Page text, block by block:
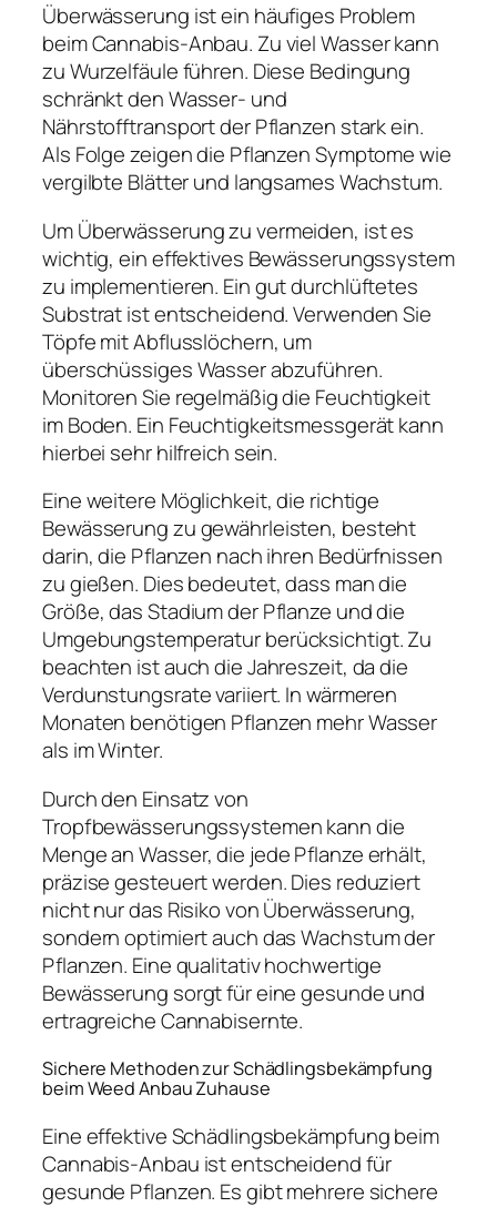
Überwässerung ist ein häufiges Problem
beim Cannabis-Anbau. Zu viel Wasser kann
zu Wurzelfäule führen. Diese Bedingung
schränkt den Wasser- und
Nährstofftransport der Pflanzen stark ein.
Als Folge zeigen die Pflanzen Symptome wie
vergilbte Blätter und langsames Wachstum.
Um Überwässerung zu vermeiden, ist es
wichtig, ein effektives Bewässerungssystem
zu implementieren. Ein gut durchlüftetes
Substrat ist entscheidend. Verwenden Sie
Töpfe mit Abflusslöchern, um
überschüssiges Wasser abzuführen.
Monitoren Sie regelmäßig die Feuchtigkeit
im Boden. Ein Feuchtigkeitsmessgerät kann
hierbei sehr hilfreich sein.
Eine weitere Möglichkeit, die richtige
Bewässerung zu gewährleisten, besteht
darin, die Pflanzen nach ihren Bedürfnissen
zu gießen. Dies bedeutet, dass man die
Größe, das Stadium der Pflanze und die
Umgebungstemperatur berücksichtigt. Zu
beachten ist auch die Jahreszeit, da die
Verdunstungsrate variiert. In wärmeren
Monaten benötigen Pflanzen mehr Wasser
als im Winter.
Durch den Einsatz von
Tropfbewässerungssystemen kann die
Menge an Wasser, die jede Pflanze erhält,
präzise gesteuert werden. Dies reduziert
nicht nur das Risiko von Überwässerung,
sondern optimiert auch das Wachstum der
Pflanzen. Eine qualitativ hochwertige
Bewässerung sorgt für eine gesunde und
ertragreiche Cannabisernte.
Sichere Methoden zur Schädlingsbekämpfung
beim Weed Anbau Zuhause
Eine effektive Schädlingsbekämpfung beim
Cannabis-Anbau ist entscheidend für
gesunde Pflanzen. Es gibt mehrere sichere